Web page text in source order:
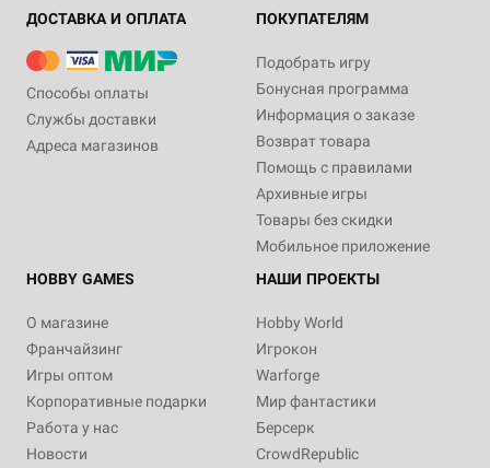
ДОСТАВКА И ОПЛАТА
Способы оплаты
Службы доставки
Адреса магазинов
ПОКУПАТЕЛЯМ
Подобрать игру
Бонусная программа
Информация о заказе
Возврат товара
Помощь с правилами
Архивные игры
Товары без скидки
Мобильное приложение
HOBBY GAMES
О магазине
Франчайзинг
Игры оптом
Корпоративные подарки
Работа у нас
Новости
НАШИ ПРОЕКТЫ
Hobby World
Игрокон
Warforge
Мир фантастики
Берсерк
CrowdRepublic